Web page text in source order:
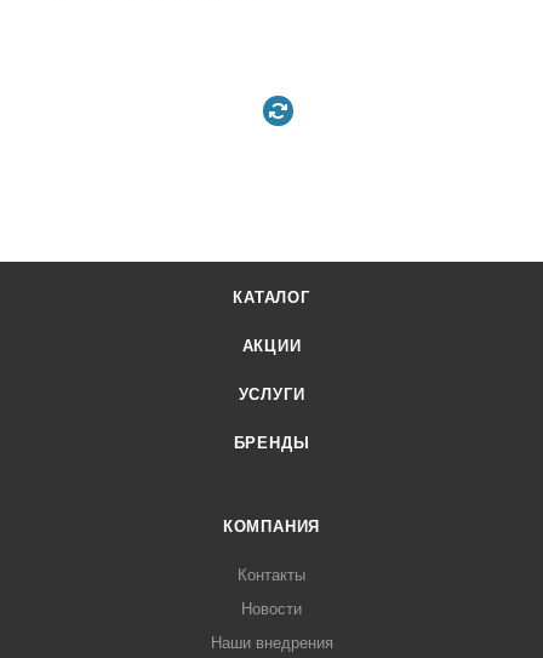
КАТАЛОГ
АКЦИИ
УСЛУГИ
БРЕНДЫ
КОМПАНИЯ
Контакты
Новости
Наши внедрения